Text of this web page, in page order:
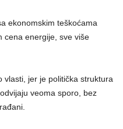
ekonomskim teškoćama
cena energije, sve više
vlasti, jer je politička struktura
veoma sporo, bez